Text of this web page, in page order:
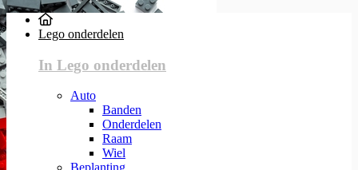
Lego onderdelen
In Lego onderdelen
Auto
Banden
Onderdelen
Raam
Wiel